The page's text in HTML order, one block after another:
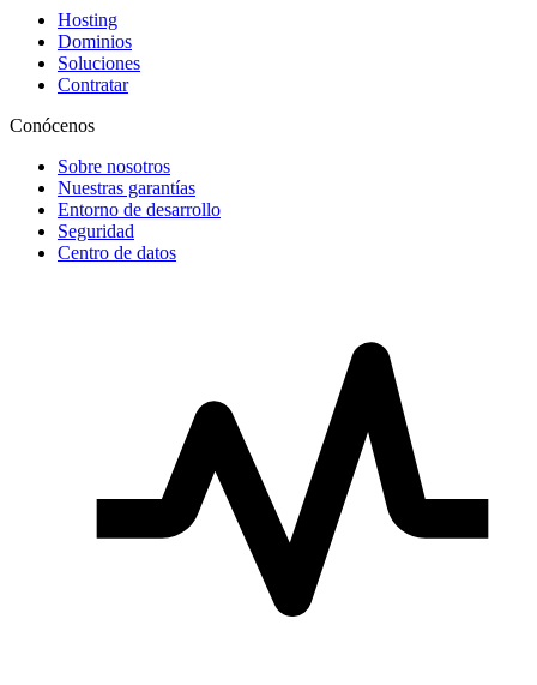
Hosting
Dominios
Soluciones
Contratar
Conócenos
Sobre nosotros
Nuestras garantías
Entorno de desarrollo
Seguridad
Centro de datos